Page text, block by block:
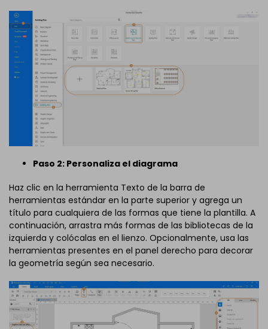
Paso 2: Personaliza el diagrama
Haz clic en la herramienta Texto de la barra de
herramientas estándar en la parte superior y agrega un
título para cualquiera de las formas que tiene la plantilla. A
continuación, arrastra más formas de las bibliotecas de la
izquierda y colócalas en el lienzo. Opcionalmente, usa las
herramientas presentes en el panel derecho para decorar
la geometría según sea necesario.